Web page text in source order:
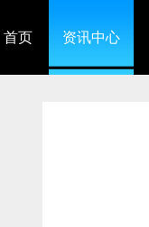
首页 资讯中心